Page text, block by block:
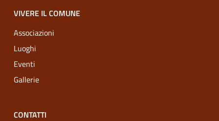
VIVERE IL COMUNE
Associazioni
Luoghi
Eventi
Gallerie
CONTATTI